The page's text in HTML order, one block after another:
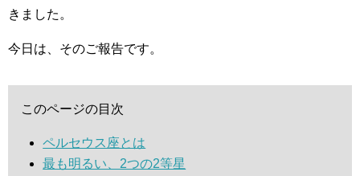
きました。
今日は、そのご報告です。
このページの目次
ペルセウス座とは
最も明るい、2つの2等星